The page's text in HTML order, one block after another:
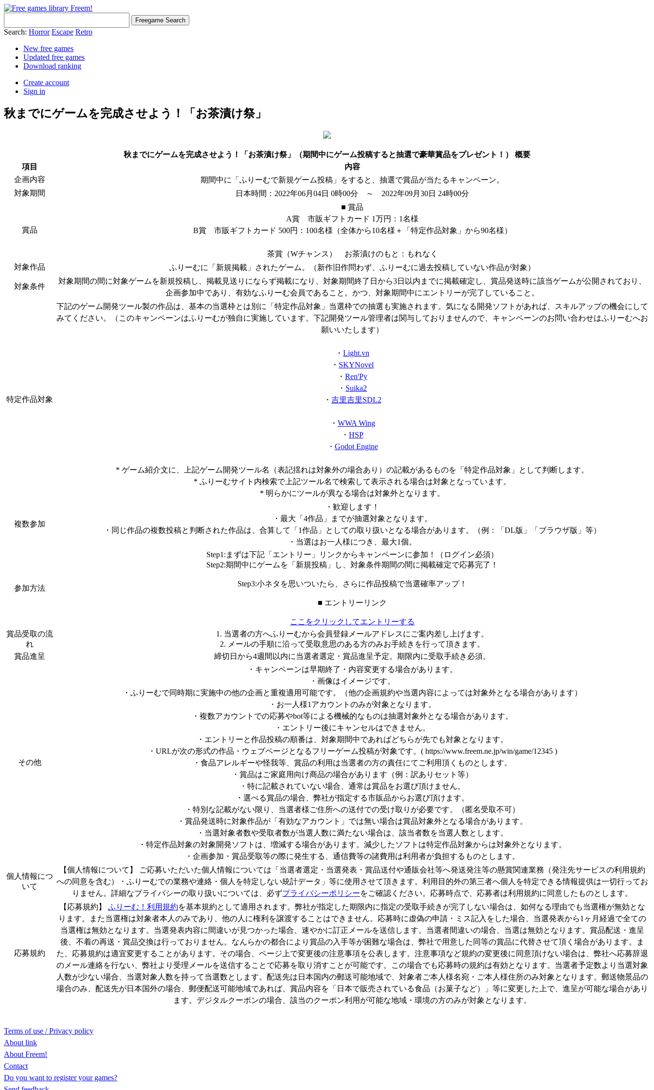
Search: Horror Escape Retro
New free games
Updated free games
Download ranking
Create account
Sign in
秋までにゲームを完成させよう！「お茶漬け祭」
秋までにゲームを完成させよう！「お茶漬け祭」（期間中にゲーム投稿すると抽選で豪華賞品をプレゼント！） 概要
項目
内容
企画内容
期間中に「ふりーむで新規ゲーム投稿」をすると、抽選で賞品が当たるキャンペーン。
対象期間
日本時間：2022年06月04日 0時00分 ～ 2022年09月30日 24時00分
賞品
■ 賞品
A賞 市販ギフトカード 1万円：1名様
B賞 市販ギフトカード 500円：100名様（全体から10名様＋「特定作品対象」から90名様）
茶賞（Wチャンス） お茶漬けのもと：もれなく
対象作品
ふりーむに「新規掲載」されたゲーム。（新作旧作問わず、ふりーむに過去投稿していない作品が対象）
対象条件
対象期間の間に対象ゲームを新規投稿し、掲載見送りにならず掲載になり、対象期間終了日から3日以内までに掲載確定し、賞品発送時に該当ゲームが公開されており、
企画参加中であり、有効なふりーむ会員であること。かつ、対象期間中にエントリーが完了していること。
特定作品対象
下記のゲーム開発ツール製の作品は、基本の当選枠とは別に「特定作品対象」当選枠での抽選も実施されます。気になる開発ソフトがあれば、スキルアップの機会にして
みてください。（このキャンペーンはふりーむが独自に実施しています。下記開発ツール管理者は関与しておりませんので、キャンペーンのお問い合わせはふりーむへお
願いいたします）
・ Light.vn
・ SKYNovel
・ Ren'Py
・ Suika2
・ 吉里吉里SDL2
・ WWA Wing
・ HSP
・ Godot Engine
* ゲーム紹介文に、上記ゲーム開発ツール名（表記揺れは対象外の場合あり）の記載があるものを「特定作品対象」として判断します。
* ふりーむサイト内検索で上記ツール名で検索して表示される場合は対象となっています。
* 明らかにツールが異なる場合は対象外となります。
複数参加
・歓迎します！
・最大「4作品」までが抽選対象となります。
・同じ作品の複数投稿と判断された作品は、合算して「1作品」としての取り扱いとなる場合があります。（例：「DL版」「ブラウザ版」等）
・当選はお一人様につき、最大1個。
参加方法
Step1:まずは下記「エントリー」リンクからキャンペーンに参加！（ログイン必須）
Step2:期間中にゲームを「新規投稿」し、対象条件期間の間に掲載確定で応募完了！
Step3:小ネタを思いついたら、さらに作品投稿で当選確率アップ！
■ エントリーリンク
ここをクリックしてエントリーする
賞品受取の流
れ
1. 当選者の方へふりーむから会員登録メールアドレスにご案内差し上げます。
2. メールの手順に沿って受取意思のある方のみお手続きを行って頂きます。
賞品進呈
締切日から4週間以内に当選者選定・賞品進呈予定。期限内に受取手続き必須。
その他
・キャンペーンは早期終了・内容変更する場合があります。
・画像はイメージです。
・ふりーむで同時期に実施中の他の企画と重複適用可能です。（他の企画規約や当選内容によっては対象外となる場合があります）
・お一人様1アカウントのみが対象となります。
・複数アカウントでの応募やbot等による機械的なものは抽選対象外となる場合があります。
・エントリー後にキャンセルはできません。
・エントリーと作品投稿の順番は、対象期間中であればどちらが先でも対象となります。
・URLが次の形式の作品・ウェブページとなるフリーゲーム投稿が対象です。( https://www.freem.ne.jp/win/game/12345 )
・食品アレルギーや怪我等、賞品の利用は当選者の方の責任にてご利用頂くものとします。
・賞品はご家庭用向け商品の場合があります（例：訳ありセット等）
・特に記載されていない場合、通常は賞品をお選び頂けません。
・選べる賞品の場合、弊社が指定する市販品からお選び頂けます。
・特別な記載がない限り、当選者様ご住所への送付での受け取りが必要です。（匿名受取不可）
・賞品発送時に対象作品が「有効なアカウント」では無い場合は賞品対象外となる場合があります。
・当選対象者数や受取者数が当選人数に満たない場合は、該当者数を当選人数とします。
・特定作品対象の対象開発ソフトは、増減する場合があります。減少したソフトは特定作品対象からは対象外となります。
・企画参加・賞品受取等の際に発生する、通信費等の諸費用は利用者が負担するものとします。
個人情報につ
いて
【個人情報について】 ご応募いただいた個人情報については「当選者選定・当選発表・賞品送付や通販会社等へ発送発注等の懸賞関連業務（発注先サービスの利用規約
への同意を含む）・ふりーむでの業務や連絡・個人を特定しない統計データ」等に使用させて頂きます。利用目的外の第三者へ個人を特定できる情報提供は一切行ってお
りません。詳細なプライバシーの取り扱いについては、必ずプライバシーポリシーをご確認ください。応募時点で、応募者は利用規約に同意したものとします。
応募規約
【応募規約】 ふりーむ！利用規約を基本規約として適用されます。弊社が指定した期限内に指定の受取手続きが完了しない場合は、如何なる理由でも当選権が無効とな
ります。また当選権は対象者本人のみであり、他の人に権利を譲渡することはできません。応募時に虚偽の申請・ミス記入をした場合、当選発表から1ヶ月経過で全ての
当選権は無効となります。当選発表内容に間違いが見つかった場合、速やかに訂正メールを送信します。当選者間違いの場合、当選は無効となります。賞品配送・進呈
後、不着の再送・賞品交換は行っておりません。なんらかの都合により賞品の入手等が困難な場合は、弊社で用意した同等の賞品に代替させて頂く場合があります。ま
た、応募規約は適宜変更することがあります。その場合、ページ上で変更後の注意事項を公表します。注意事項など規約の変更後に同意頂けない場合は、弊社へ応募辞退
のメール連絡を行ない、弊社より受理メールを送信することで応募を取り消すことが可能です。この場合でも応募時の規約は有効となります。当選者予定数より当選対象
人数が少ない場合、当選対象人数を持って当選数とします。配送先は日本国内の郵送可能地域で、対象者ご本人様名宛・ご本人様住所のみ対象となります。郵送物景品の
場合のみ、配送先が日本国外の場合、郵便配送可能地域であれば、賞品内容を「日本で販売されている食品（お菓子など）」等に変更した上で、進呈が可能な場合があり
ます。デジタルクーポンの場合、該当のクーポン利用が可能な地域・環境の方のみが対象となります。
Terms of use / Privacy policy
About link
About Freem!
Contact
Do you want to register your games?